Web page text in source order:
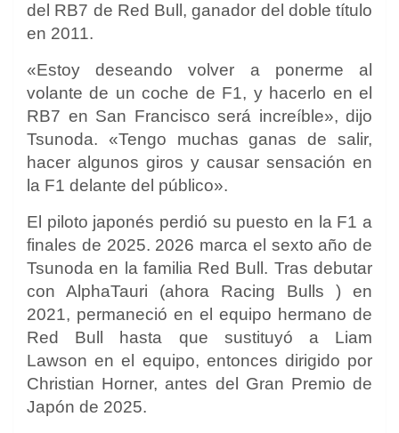
del RB7 de Red Bull, ganador del doble título
en 2011.
«Estoy deseando volver a ponerme al
volante de un coche de F1, y hacerlo en el
RB7 en San Francisco será increíble», dijo
Tsunoda. «Tengo muchas ganas de salir,
hacer algunos giros y causar sensación en
la F1 delante del público».
El piloto japonés perdió su puesto en la F1 a
finales de 2025. 2026 marca el sexto año de
Tsunoda en la familia Red Bull. Tras debutar
con AlphaTauri (ahora Racing Bulls ) en
2021, permaneció en el equipo hermano de
Red Bull hasta que sustituyó a Liam
Lawson en el equipo, entonces dirigido por
Christian Horner, antes del Gran Premio de
Japón de 2025.